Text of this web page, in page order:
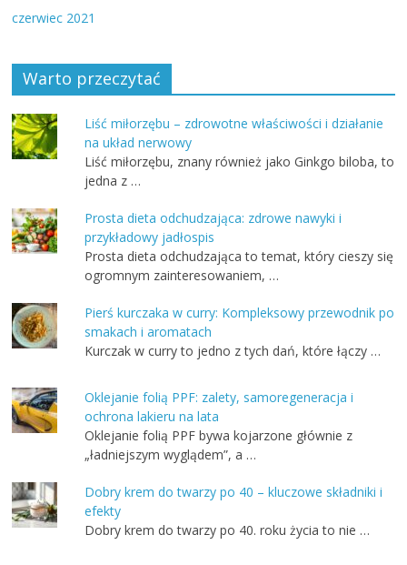
czerwiec 2021
Warto przeczytać
Liść miłorzębu – zdrowotne właściwości i działanie
na układ nerwowy
Liść miłorzębu, znany również jako Ginkgo biloba, to
jedna z …
Prosta dieta odchudzająca: zdrowe nawyki i
przykładowy jadłospis
Prosta dieta odchudzająca to temat, który cieszy się
ogromnym zainteresowaniem, …
Pierś kurczaka w curry: Kompleksowy przewodnik po
smakach i aromatach
Kurczak w curry to jedno z tych dań, które łączy …
Oklejanie folią PPF: zalety, samoregeneracja i
ochrona lakieru na lata
Oklejanie folią PPF bywa kojarzone głównie z
„ładniejszym wyglądem”, a …
Dobry krem do twarzy po 40 – kluczowe składniki i
efekty
Dobry krem do twarzy po 40. roku życia to nie …